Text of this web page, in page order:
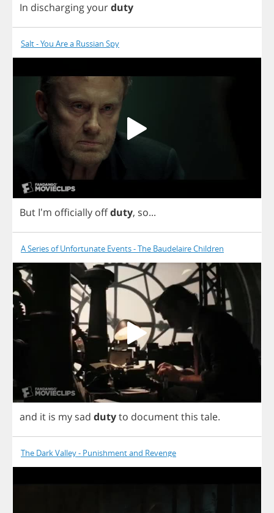
In dischargingyourduty
Salt - You Are a Russian Spy
But I'm officially offduty, so...
A Series of Unfortunate Events - The Baudelaire Children
and it is my sad dutyto documentthis tale.
The Dark Valley - Punishment and Revenge